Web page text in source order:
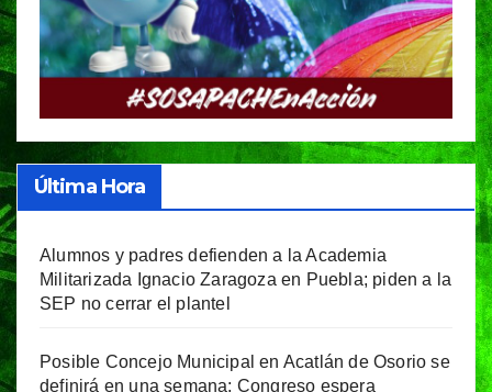
Última Hora
Alumnos y padres defienden a la Academia
Militarizada Ignacio Zaragoza en Puebla; piden a la
SEP no cerrar el plantel
Posible Concejo Municipal en Acatlán de Osorio se
definirá en una semana; Congreso espera